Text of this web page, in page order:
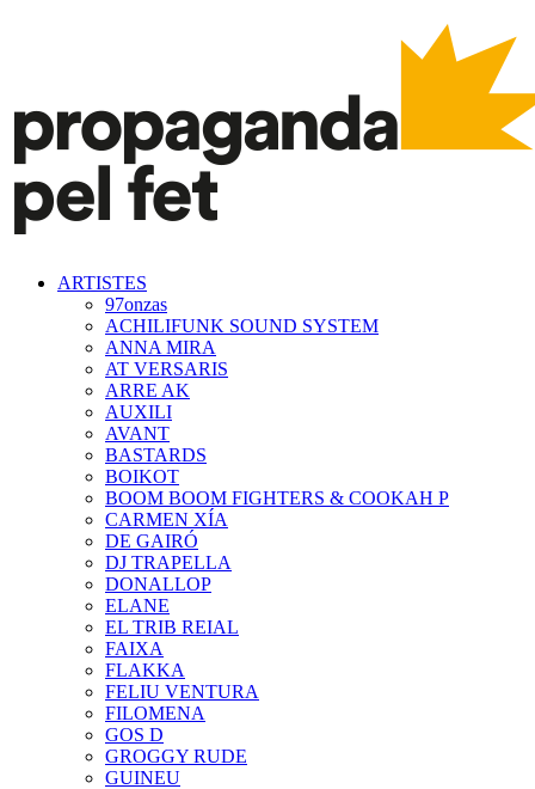
ARTISTES
97onzas
ACHILIFUNK SOUND SYSTEM
ANNA MIRA
AT VERSARIS
ARRE AK
AUXILI
AVANT
BASTARDS
BOIKOT
BOOM BOOM FIGHTERS & COOKAH P
CARMEN XÍA
DE GAIRÓ
DJ TRAPELLA
DONALLOP
ELANE
EL TRIB REIAL
FAIXA
FLAKKA
FELIU VENTURA
FILOMENA
GOS D
GROGGY RUDE
GUINEU